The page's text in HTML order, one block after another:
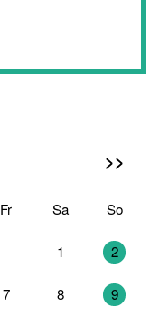
>>
Fr Sa So
1 2
7 8 9